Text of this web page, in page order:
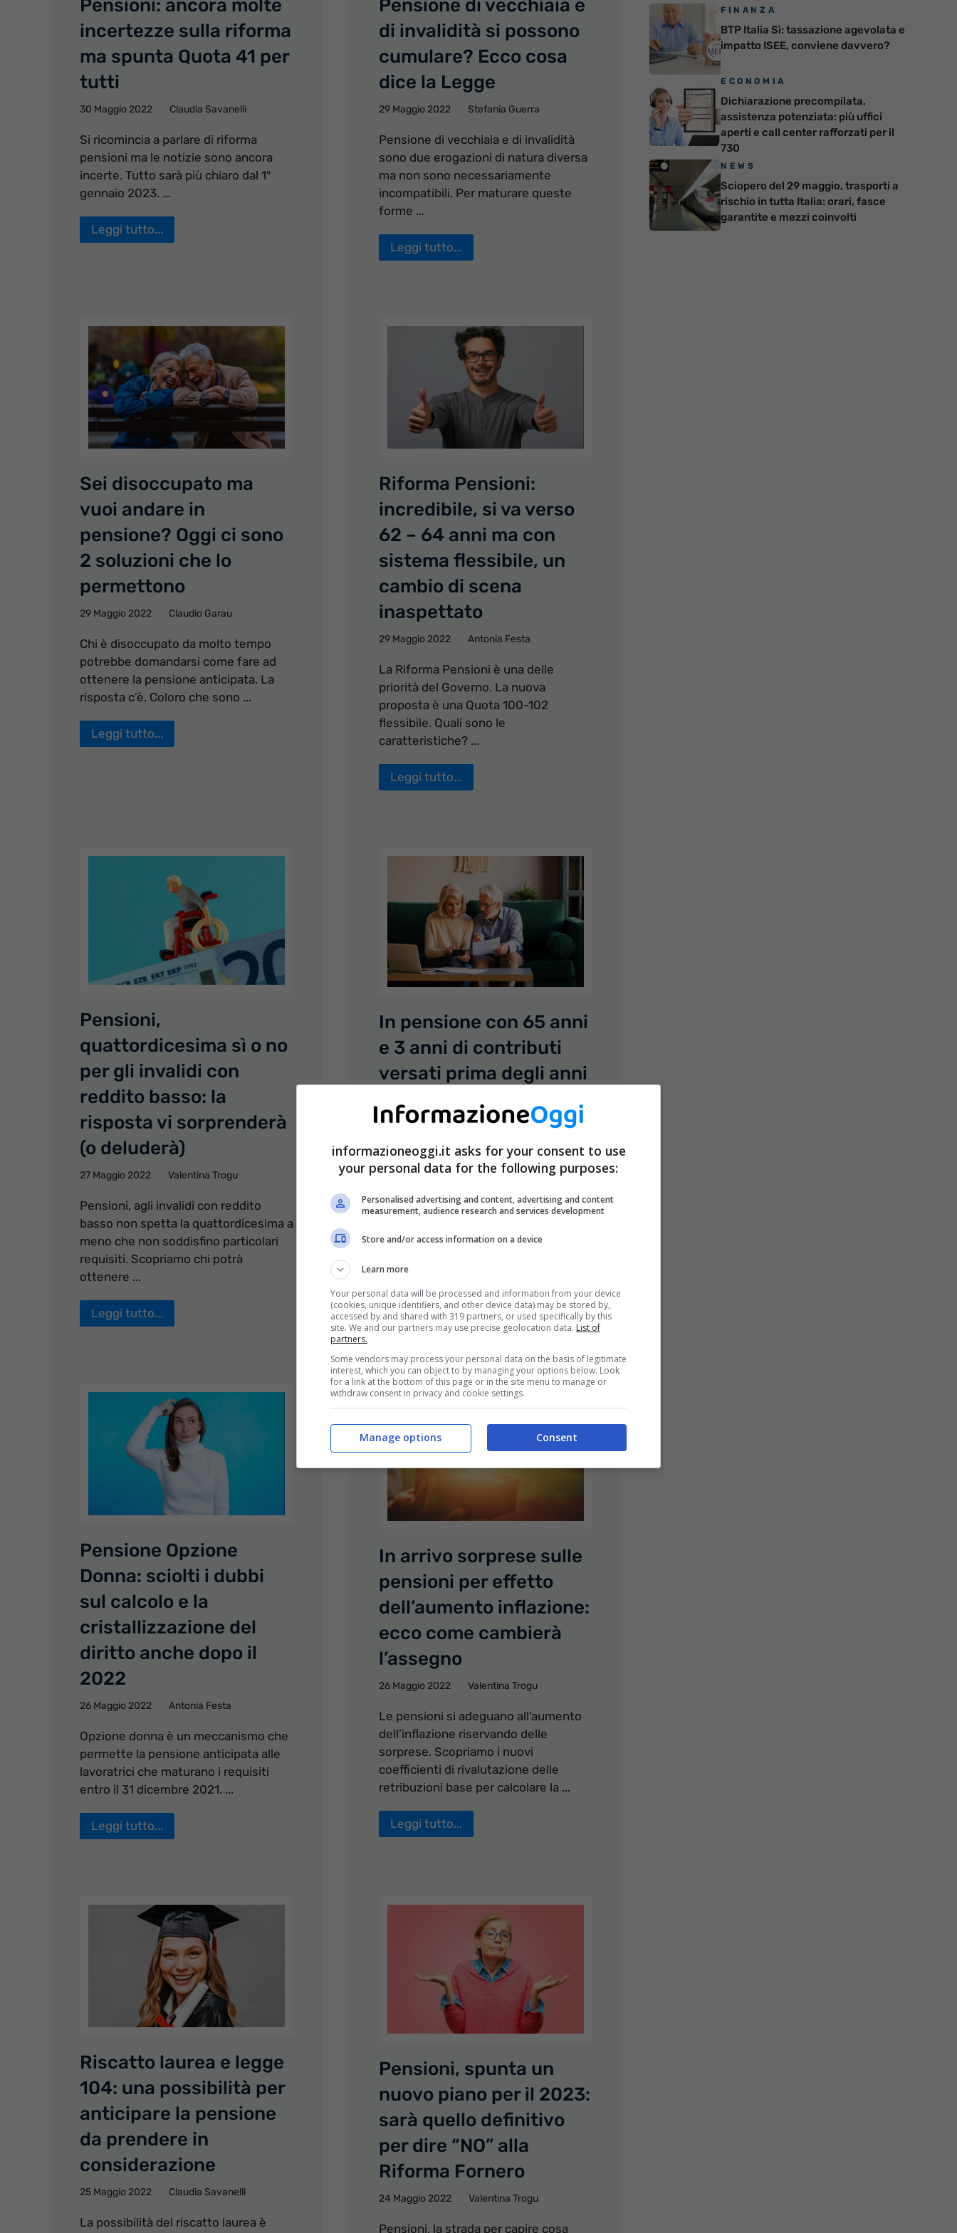
Pensioni: ancora molte
incertezze sulla riforma
ma spunta Quota 41 per
tutti
30 Maggio 2022 Claudia Savanelli
Si ricomincia a parlare di riforma
pensioni ma le notizie sono ancora
incerte. Tutto sarà più chiaro dal 1°
gennaio 2023. ...
Leggi tutto...
Pensione di vecchiaia e
di invalidità si possono
cumulare? Ecco cosa
dice la Legge
29 Maggio 2022 Stefania Guerra
Pensione di vecchiaia e di invalidità
sono due erogazioni di natura diversa
ma non sono necessariamente
incompatibili. Per maturare queste
forme ...
Leggi tutto...
Sei disoccupato ma
vuoi andare in
pensione? Oggi ci sono
2 soluzioni che lo
permettono
29 Maggio 2022 Claudio Garau
Chi è disoccupato da molto tempo
potrebbe domandarsi come fare ad
ottenere la pensione anticipata. La
risposta c’è. Coloro che sono ...
Leggi tutto...
Riforma Pensioni:
incredibile, si va verso
62 – 64 anni ma con
sistema flessibile, un
cambio di scena
inaspettato
29 Maggio 2022 Antonia Festa
La Riforma Pensioni è una delle
priorità del Governo. La nuova
proposta è una Quota 100-102
flessibile. Quali sono le
caratteristiche? ...
Leggi tutto...
Pensioni,
quattordicesima sì o no
per gli invalidi con
reddito basso: la
risposta vi sorprenderà
(o deluderà)
27 Maggio 2022 Valentina Trogu
Pensioni, agli invalidi con reddito
basso non spetta la quattordicesima a
meno che non soddisfino particolari
requisiti. Scopriamo chi potrà
ottenere ...
Leggi tutto...
In pensione con 65 anni
e 3 anni di contributi
versati prima degli anni
’90: cosa fare per non
rimanere senza
assegno
Chi ha un cumulo di contributi versati
Ma solo se risponde a determinati
Leggi tutto...
Pensione Opzione
Donna: sciolti i dubbi
sul calcolo e la
cristallizzazione del
diritto anche dopo il
2022
26 Maggio 2022 Antonia Festa
Opzione donna è un meccanismo che
permette la pensione anticipata alle
lavoratrici che maturano i requisiti
entro il 31 dicembre 2021. ...
Leggi tutto...
In arrivo sorprese sulle
pensioni per effetto
dell’aumento inflazione:
ecco come cambierà
l’assegno
26 Maggio 2022 Valentina Trogu
Le pensioni si adeguano all’aumento
dell’inflazione riservando delle
sorprese. Scopriamo i nuovi
coefficienti di rivalutazione delle
retribuzioni base per calcolare la ...
Leggi tutto...
Riscatto laurea e legge
104: una possibilità per
anticipare la pensione
da prendere in
considerazione
25 Maggio 2022 Claudia Savanelli
La possibilità del riscatto laurea è
Pensioni, spunta un
nuovo piano per il 2023:
sarà quello definitivo
per dire “NO” alla
Riforma Fornero
24 Maggio 2022 Valentina Trogu
Pensioni, la strada per capire cosa
FINANZA
BTP Italia Sì: tassazione agevolata e
impatto ISEE, conviene davvero?
ECONOMIA
Dichiarazione precompilata,
assistenza potenziata: più uffici
aperti e call center rafforzati per il
730
NEWS
Sciopero del 29 maggio, trasporti a
rischio in tutta Italia: orari, fasce
garantite e mezzi coinvolti
informazioneoggi.it asks for your consent to use
your personal data for the following purposes:
Personalised advertising and content, advertising and content
measurement, audience research and services development
Store and/or access information on a device
Learn more
Your personal data will be processed and information from your device
(cookies, unique identifiers, and other device data) may be stored by,
accessed by and shared with 319 partners, or used specifically by this
site. We and our partners may use precise geolocation data. List of
partners.
Some vendors may process your personal data on the basis of legitimate
interest, which you can object to by managing your options below. Look
for a link at the bottom of this page or in the site menu to manage or
withdraw consent in privacy and cookie settings.
Consent
Manage options